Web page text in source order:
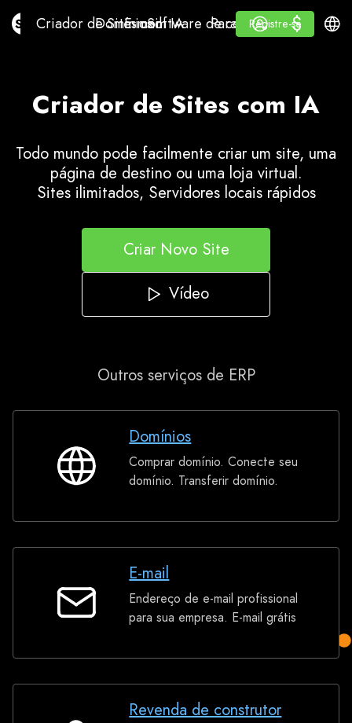
Criador de Sites com IA
Criador de Sites com IA
Domínios
Domínios
E-mail
E-mailSoftware de contabilidade
Software de contabilidade
Para
Para Revendedores
WHITE LABEL
Aprender
Aprender
Registre-se
Registre-se
Iniciar Sessão
$
$
Criador de Sites com IA
Todo mundo pode facilmente criar um site, uma
página de destino ou uma loja virtual.
Sites ilimitados, Servidores locais rápidos
Criar Novo Site
Vídeo
Outros serviços de ERP
Domínios
Domínios
Comprar domínio. Conecte seu
domínio. Transferir domínio.
E-
E-mail
Endereço de e-mail profissional
para sua empresa. E-mail grátis
Revenda de construtor